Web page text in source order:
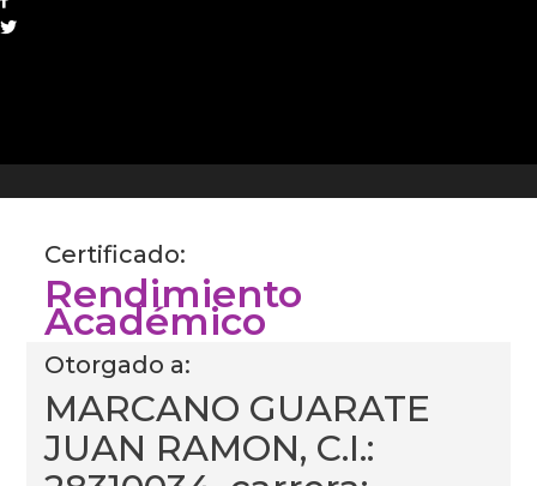
Certificado:
Rendimiento
Académico
Otorgado a:
MARCANO GUARATE
JUAN RAMON, C.I.: